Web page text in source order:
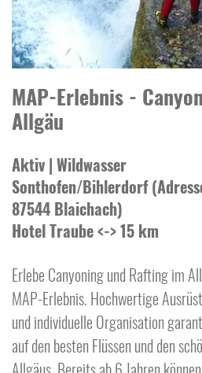
MAP-Erlebnis -
Allgäu
Aktiv | Wildwasser
Sonthofen/Bihlerdorf
87544 Blaichach)
Hotel Traube <-> 15 km
Erlebe Canyoning und Rafting im
MAP-Erlebnis. Hochwertige
und individuelle Organisation
auf den besten Flüssen und den